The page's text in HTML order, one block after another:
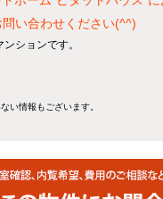
い合わせください(^^)
ションです。
い情報もございます。